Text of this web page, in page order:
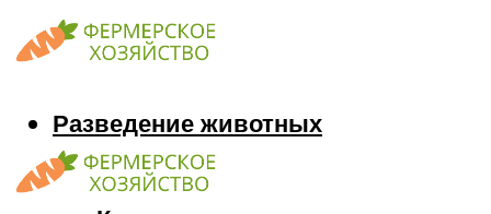
Разведение животных
Козы
Кони